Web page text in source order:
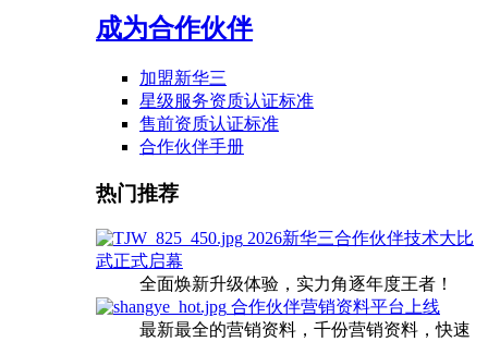
成为合作伙伴
加盟新华三
星级服务资质认证标准
售前资质认证标准
合作伙伴手册
热门推荐
2026新华三合作伙伴技术大比
武正式启幕
全面焕新升级体验，实力角逐年度王者！
合作伙伴营销资料平台上线
最新最全的营销资料，千份营销资料，快速